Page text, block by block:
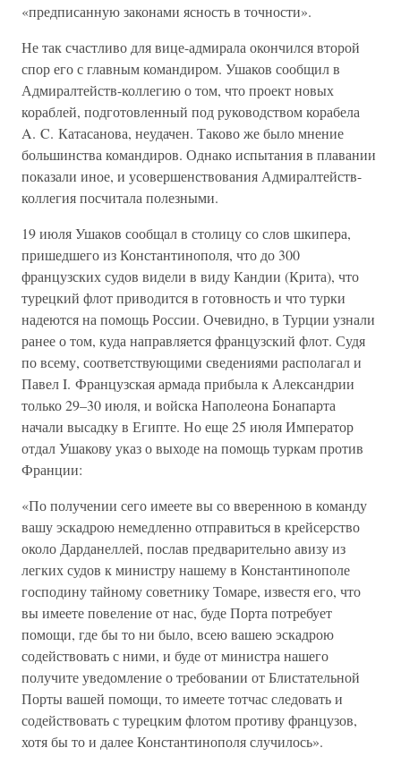
«предписанную законами ясность в точности».
Не так счастливо для вице-адмирала окончился второй
спор его с главным командиром. Ушаков сообщил в
Адмиралтейств-коллегию о том, что проект новых
кораблей, подготовленный под руководством корабела
A. C. Катасанова, неудачен. Таково же было мнение
большинства командиров. Однако испытания в плавании
показали иное, и усовершенствования Адмиралтейств-
коллегия посчитала полезными.
19 июля Ушаков сообщал в столицу со слов шкипера,
пришедшего из Константинополя, что до 300
французских судов видели в виду Кандии (Крита), что
турецкий флот приводится в готовность и что турки
надеются на помощь России. Очевидно, в Турции узнали
ранее о том, куда направляется французский флот. Судя
по всему, соответствующими сведениями располагал и
Павел I. Французская армада прибыла к Александрии
только 29–30 июля, и войска Наполеона Бонапарта
начали высадку в Египте. Но еще 25 июля Император
отдал Ушакову указ о выходе на помощь туркам против
Франции:
«По получении сего имеете вы со вверенною в команду
вашу эскадрою немедленно отправиться в крейсерство
около Дарданеллей, послав предварительно авизу из
легких судов к министру нашему в Константинополе
господину тайному советнику Томаре, известя его, что
вы имеете повеление от нас, буде Порта потребует
помощи, где бы то ни было, всею вашею эскадрою
содействовать с ними, и буде от министра нашего
получите уведомление о требовании от Блистательной
Порты вашей помощи, то имеете тотчас следовать и
содействовать с турецким флотом противу французов,
хотя бы то и далее Константинополя случилось».